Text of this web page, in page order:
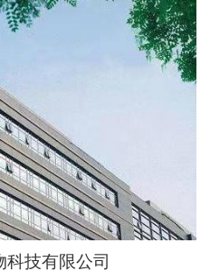
掘泾阳茯砖茶这一历史文化
科技有限公司